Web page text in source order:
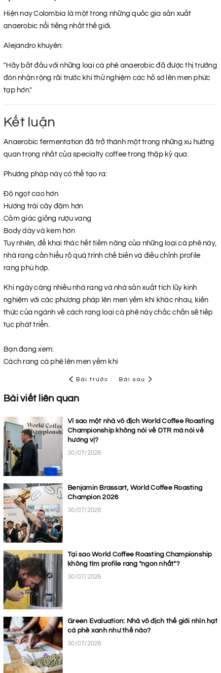
Hiện nay Colombia là một trong những quốc gia sản xuất
anaerobic nổi tiếng nhất thế giới.
Alejandro khuyên:
"Hãy bắt đầu với những loại cà phê anaerobic đã được thị trường
đón nhận rộng rãi trước khi thử nghiệm các hồ sơ lên men phức
tạp hơn."
Kết luận
Anaerobic fermentation đã trở thành một trong những xu hướng
quan trọng nhất của specialty coffee trong thập kỷ qua.
Phương pháp này có thể tạo ra:
Độ ngọt cao hơn
Hương trái cây đậm hơn
Cảm giác giống rượu vang
Body dày và kem hơn
Tuy nhiên, để khai thác hết tiềm năng của những loại cà phê này,
nhà rang cần hiểu rõ quá trình chế biến và điều chỉnh profile
rang phù hợp.
Khi ngày càng nhiều nhà rang và nhà sản xuất tích lũy kinh
nghiệm với các phương pháp lên men yếm khí khác nhau, kiến
thức của ngành về cách rang loại cà phê này chắc chắn sẽ tiếp
tục phát triển.
Bạn đang xem:
Cách rang cà phê lên men yếm khí
Bài trước Bài sau
Bài viết liên quan
Vì sao một nhà vô địch World Coffee Roasting
Championship không nói về DTR mà nói về
hương vị?
30/07/2026
Benjamin Brassart, World Coffee Roasting
Champion 2026
30/07/2026
Tại sao World Coffee Roasting Championship
không tìm profile rang "ngon nhất"?
30/07/2026
Green Evaluation: Nhà vô địch thế giới nhìn hạt
cà phê xanh như thế nào?
30/07/2026